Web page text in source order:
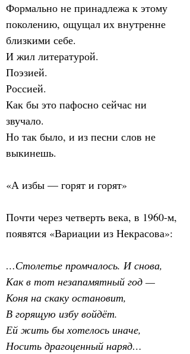
Формально не принадлежа к этому
поколению, ощущал их внутренне
близкими себе.
И жил литературой.
Поэзией.
Россией.
Как бы это пафосно сейчас ни
звучало.
Но так было, и из песни слов не
выкинешь.
«А избы — горят и горят»
Почти через четверть века, в 1960-м,
появятся «Вариации из Некрасова»:
…Столетье промчалось. И снова,
Как в тот незапамятный год —
Коня на скаку остановит,
В горящую избу войдёт.
Ей жить бы хотелось иначе,
Носить драгоценный наряд…